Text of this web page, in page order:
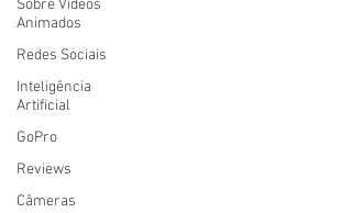
Sobre Vídeos
Animados
Redes Sociais
Inteligência
Artificial
GoPro
Reviews
Câmeras